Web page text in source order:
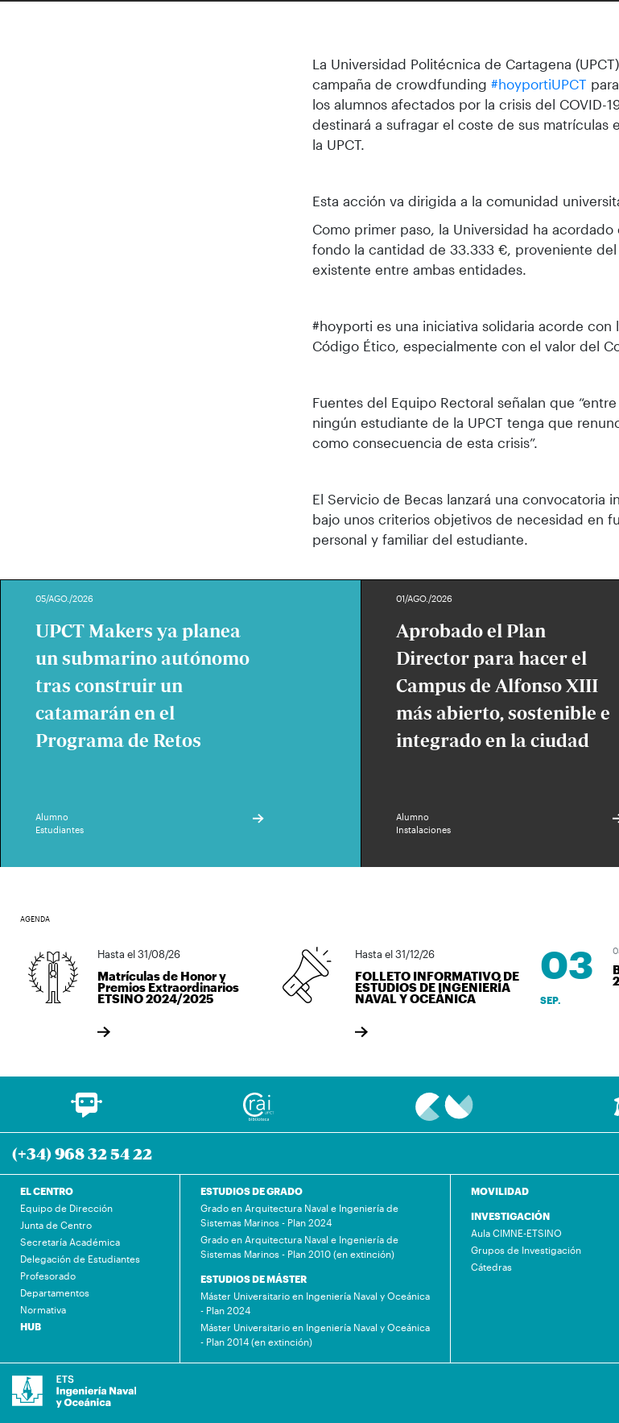
La Universidad Politécnica de Cartagena
campaña de crowdfunding#hoyportiUPCT
los alumnos afectados por la crisis del COVID-
destinará a sufragar el coste de sus matrículas
la UPCT.
Esta acción va dirigida a la comunidad
Como primer paso, la Universidad ha
fondo la cantidad de 33.333 €, proveniente
existente entre ambas entidades.
#hoyporti es una iniciativa solidaria acorde
Código Ético, especialmente con el valor del
Fuentes del Equipo Rectoral señalan que
ningún estudiante de la UPCT tenga que
como consecuencia de esta crisis”.
El Servicio de Becas lanzará una convocatoria
bajo unos criterios objetivos de necesidad en
personal y familiar del estudiante.
05/AGO./2026
UPCT Makers ya planea
un submarino autónomo
tras construir un
catamarán en el
Programa de Retos
Alumno
Estudiantes
01/AGO./2026
Aprobado el Plan
Director para hacer el
Campus de Alfonso XIII
más abierto, sostenible e
integrado en la ciudad
Alumno
Instalaciones
AGENDA
Hasta el 31/08/26
Matrículas de Honor y
Premios Extraordinarios
ETSINO 2024/2025
Hasta el 31/12/26
FOLLETO INFORMATIVO DE
ESTUDIOS DE INGENIERÍA
NAVAL Y OCEÁNICA
03
SEP.
03/
(+34) 968 32 54 22
EL CENTRO
Equipo de Dirección
Junta de Centro
Secretaría Académica
Delegación de Estudiantes
Profesorado
Departamentos
Normativa
HUB
ESTUDIOS DE GRADO
Grado en Arquitectura Naval e Ingeniería de
Sistemas Marinos - Plan 2024
Grado en Arquitectura Naval e Ingeniería de
Sistemas Marinos - Plan 2010 (en extinción)
ESTUDIOS DE MÁSTER
Máster Universitario en Ingeniería Naval y Oceánica
- Plan 2024
Máster Universitario en Ingeniería Naval y Oceánica
- Plan 2014 (en extinción)
MOVILIDAD
INVESTIGACIÓN
Aula CIMNE-ETSINO
Grupos de Investigación
Cátedras